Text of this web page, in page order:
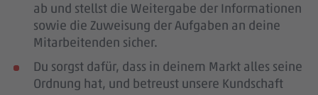
ab und stellst die Weitergabe der Informationen
sowie die Zuweisung der Aufgaben an deine
Mitarbeitenden sicher.
Du sorgst dafür, dass in deinem Markt alles seine
Ordnung hat, und betreust unsere Kundschaft